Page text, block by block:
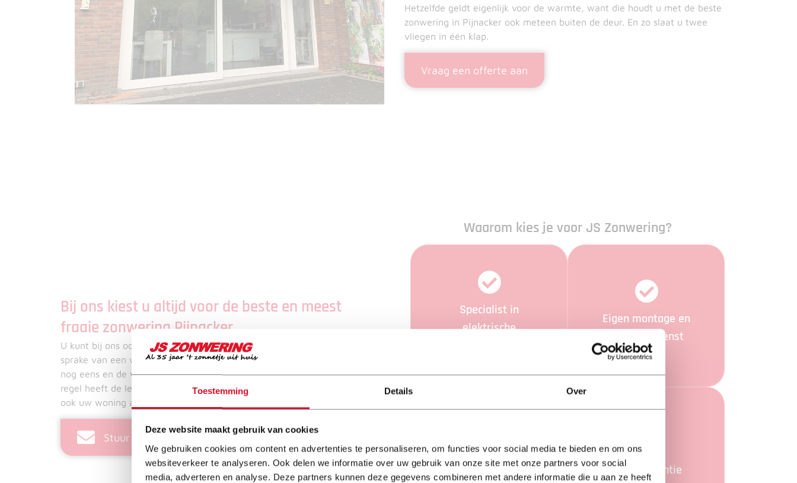
Toestemming Details Over
Deze website maakt gebruik van cookies
We gebruiken cookies om content en advertenties te personaliseren, om functies voor social media te bieden en om ons
websiteverkeer te analyseren. Ook delen we informatie over uw gebruik van onze site met onze partners voor social
media, adverteren en analyse. Deze partners kunnen deze gegevens combineren met andere informatie die u aan ze heeft
Hetzelfde geldt eigenlijk voor de warmte, want die houdt u met de beste
zonwering in Pijnacker ook meteen buiten de deur. En zo slaat u twee
vliegen in één klap.
Vraag een offerte aan
Bij ons kiest u altijd voor de beste en meest
fraaie zonwering Pijnacker
U kunt bij ons ook kiezen voor de beste rolluiken. Dan is er al helemaal
sprake van een win-win situatie. U beveiligt zo uw huis namelijk ook
nog eens en de warmte blijft met rolluiken zeker buiten de deur. In de
regel heeft de leukste
zonweringPijnacker u veel te bieden en wint
ook uw woning aan uitstraling. Wat wilt u eigenlijk nog meer?
Stuur ons een bericht
Waarom kies je voor JS Zonwering?
Specialist in
elektrische
Eigen montage en
reparatiedienst
VCA gecertificeerd 5 jaar garantie
BINNEN 2 WEKEN
GENIETEN VAN SCHADUW
OP JE TERRAS!